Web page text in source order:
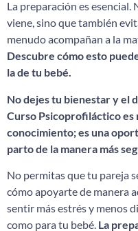
La preparación es esencial.
viene, sino que también
menudo acompañan a la
Descubre cómo esto
la de tu bebé.
No dejes tu bienestar y el
Curso Psicoprofiláctico es
conocimiento; es una
parto de la manera más
No permitas que tu pareja
cómo apoyarte de manera
sentir más estrés y menos
como para tu bebé. La